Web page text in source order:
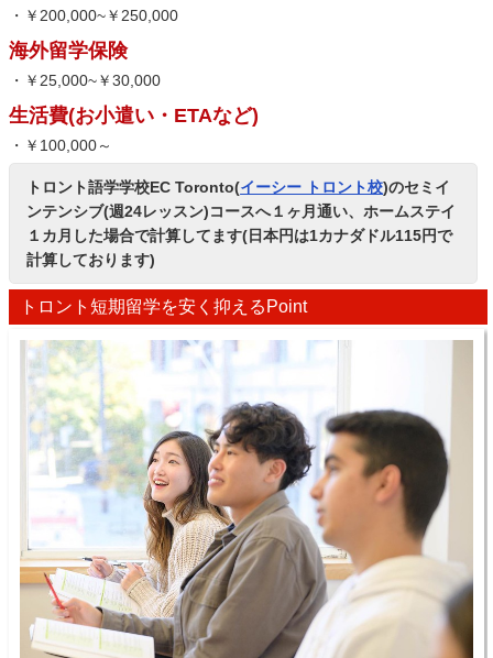
・￥200,000~￥250,000
海外留学保険
・￥25,000~￥30,000
生活費(お小遣い・ETAなど)
・￥100,000～
トロント語学学校EC Toronto(イーシー トロント校)のセミイ
ンテンシブ(週24レッスン)コースへ１ヶ月通い、ホームステイ
１カ月した場合で計算してます(日本円は1カナダドル115円で
計算しております)
トロント短期留学を安く抑えるPoint